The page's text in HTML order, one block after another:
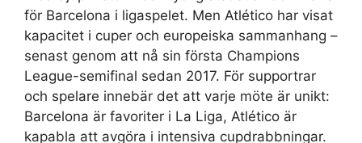
för Barcelona i ligaspelet. Men Atlético har visat
kapacitet i cuper och europeiska sammanhang –
senast genom att nå sin första Champions
League-semifinal sedan 2017. För supportrar
och spelare innebär det att varje möte är unikt:
Barcelona är favoriter i La Liga, Atlético är
kapabla att avgöra i intensiva cupdrabbningar.